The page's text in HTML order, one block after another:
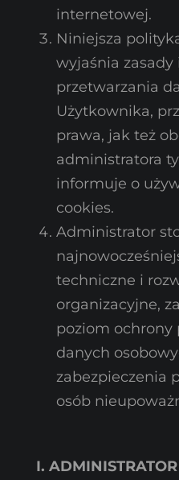
internetowej.
Niniejsza
wyjaśnia zasady
przetwarzania
Użytkownika,
prawa, jak też
administratora
informuje o
cookies.
Administrator
techniczne i
organizacyjne,
poziom ochrony
danych
zabezpieczenia
osób
I.